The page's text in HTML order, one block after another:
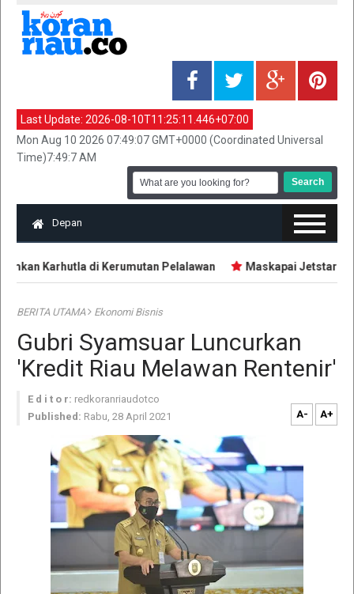
Last Update: 2026-08-10T11:25:11.446+07:00
Mon Aug 10 2026 07:49:07 GMT+0000 (Coordinated Universal
Time)7:49:7 AM
Depan
Karhutla di Kerumutan Pelalawan Maskapai Jetstar &
BERITA UTAMA Ekonomi Bisnis
Gubri Syamsuar Luncurkan
'Kredit Riau Melawan Rentenir'
E d i t o r: redkoranriaudotco
Published: Rabu, 28 April 2021 A- A+